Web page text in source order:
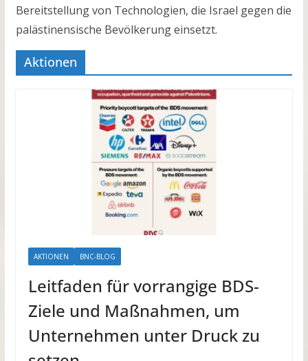
Bereitstellung von Technologien, die Israel gegen die
palästinensische Bevölkerung einsetzt.
Aktionen
AKTIONEN BNC-BLOG
Leitfaden für vorrangige BDS-
Ziele und Maßnahmen, um
Unternehmen unter Druck zu